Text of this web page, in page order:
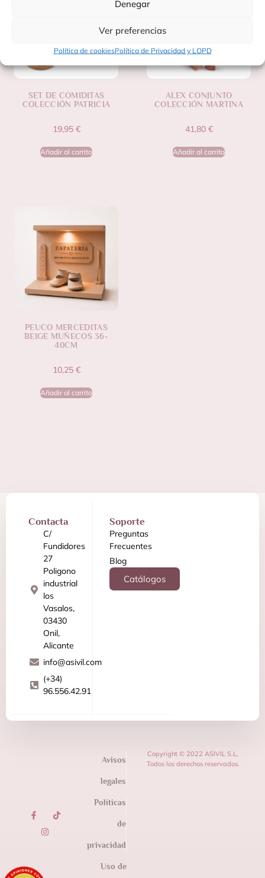
Denegar
Ver preferencias
Política de cookiesPolítica de Privacidad y LOPD
SET DE COMIDITAS
COLECCIÓN PATRICIA
19,95 €
Añadir al carrito
ALEX CONJUNTO
COLECCIÓN MARTINA
41,80 €
Añadir al carrito
PEUCO MERCEDITAS
BEIGE MUÑECOS 36-
40CM
10,25 €
Añadir al carrito
Contacta
C/
Fundidores
27
Poligono
industrial
los
Vasalos,
03430
Onil,
Alicante
info@asivil.com
(+34)
96.556.42.91
Soporte
Preguntas
Frecuentes
Blog
Catálogos
Avisos
legales
Políticas
de
privacidad
Uso de
Copyright © 2022 ASIVIL S.L,
Todos los derechos reservados.